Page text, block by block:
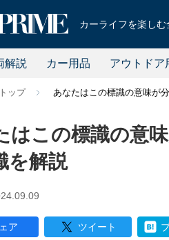
カーライフを楽し
解説 カー用品 アウトドア
ップ あなたはこの標識の意味が
はこの標識の意
を解説
ア ツイート